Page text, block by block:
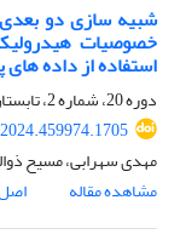
شبیه سازی دو
خصوصیات
استفاده از داده های
دوره 20، شماره 2، تابستان 1404، صفحه
مهدی سهرابی، مسیح
مشاهده مقاله